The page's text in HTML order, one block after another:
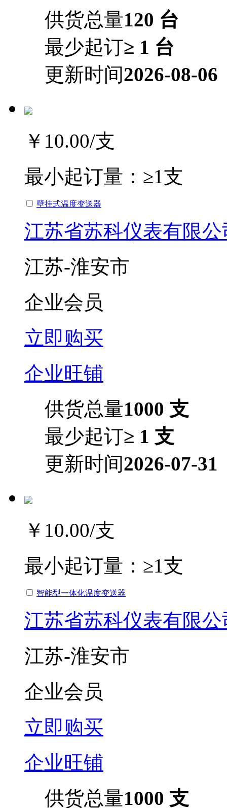
供货总量120 台
最少起订≥ 1 台
更新时间2026-08-06
￥10.00/支
最小起订量： ≥1支
壁挂式温度变送器
江苏省苏科仪表有限公
江苏-淮安市
企业会员
立即购买
企业旺铺
供货总量1000 支
最少起订≥ 1 支
更新时间2026-07-31
￥10.00/支
最小起订量： ≥1支
智能型一体化温度变送器
江苏省苏科仪表有限公
江苏-淮安市
企业会员
立即购买
企业旺铺
供货总量1000 支